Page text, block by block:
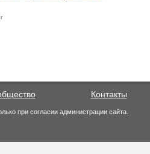
Контакты
при согласии администрации сайта.